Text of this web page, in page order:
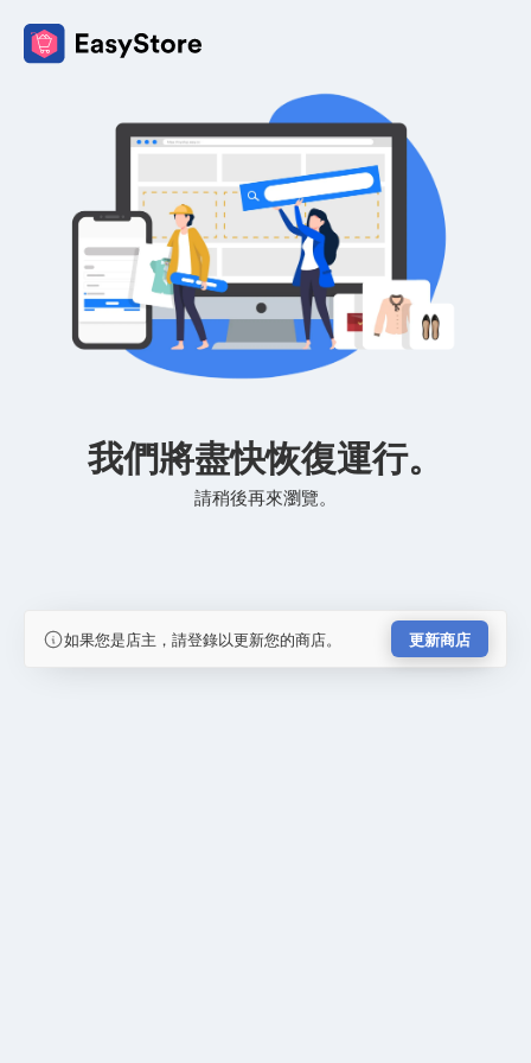
我們將盡快恢復運行。
請稍後再來瀏覽。
如果您是店主，請登錄以更新您的商店。 更新商店